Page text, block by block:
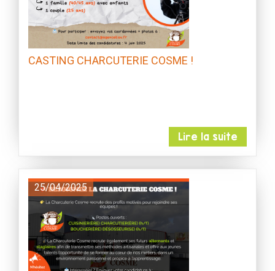
CASTING CHARCUTERIE COSME !
Lire la suite
25/04/2025